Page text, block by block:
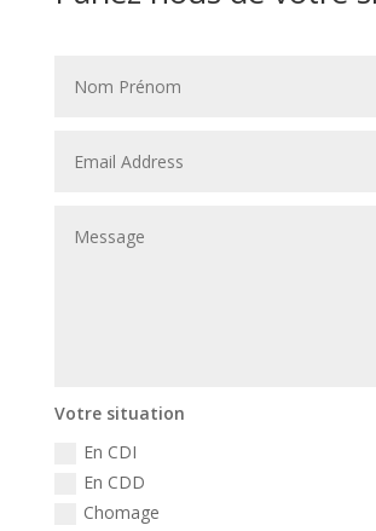
Votre situation
En CDI
En CDD
Chomage